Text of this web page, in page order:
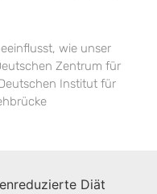
wie unser
Zentrum für
Institut für
Diät